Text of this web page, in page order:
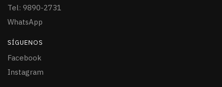
Tel: 9890-2731
WhatsApp
SÍGUENOS
Facebook
Instagram